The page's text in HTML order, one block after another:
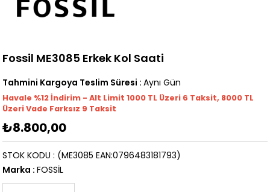
Fossil ME3085 Erkek Kol Saati
Tahmini Kargoya Teslim Süresi : Aynı Gün
Havale %12 İndirim - Alt Limit 1000 TL Üzeri 6 Taksit, 8000 TL
Üzeri Vade Farksız 9 Taksit
₺8.800,00
(ME3085 EAN:0796483181793)
STOK KODU
Marka : FOSSİL